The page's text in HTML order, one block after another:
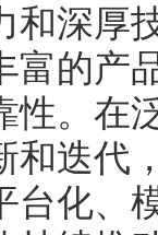
和深厚
富的产
性。在
和迭代
台化、